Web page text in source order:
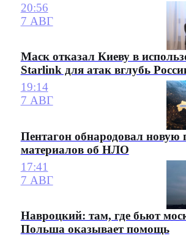
20:56
7 АВГ
Маск отказал Киеву в
Starlink для атак вглубь
19:14
7 АВГ
Пентагон обнародовал новую
материалов об НЛО
17:41
7 АВГ
Навроцкий: там, где бьют
Польша оказывает помощь